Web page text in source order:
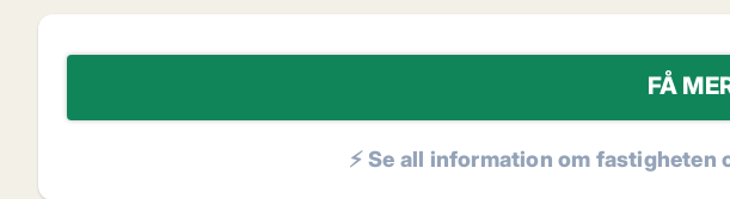
FÅ
⚡ Se all information om